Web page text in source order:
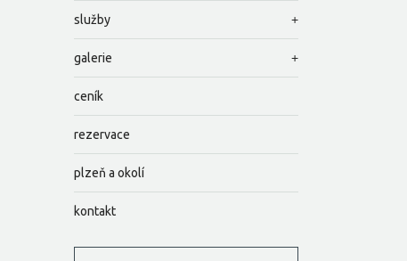
služby
galerie
ceník
rezervace
plzeň a okolí
kontakt